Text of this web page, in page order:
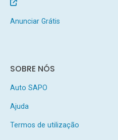
Anunciar Grátis
SOBRE NÓS
Auto SAPO
Ajuda
Termos de utilização